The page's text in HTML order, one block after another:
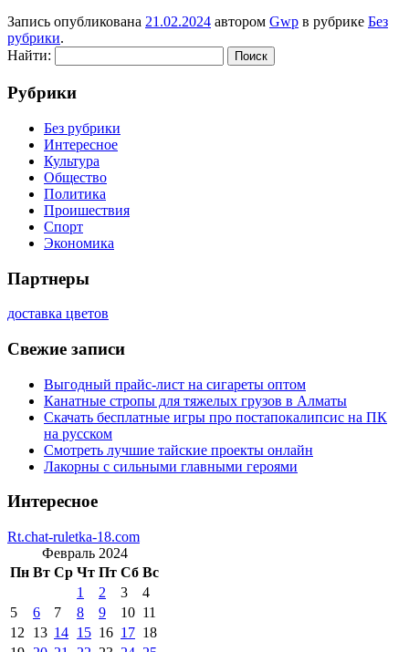
Запись опубликована 21.02.2024 автором Gwp в рубрике Без
рубрики.
Найти:
Рубрики
Без рубрики
Интересное
Культура
Общество
Политика
Проишествия
Спорт
Экономика
Партнеры
доставка цветов
Свежие записи
Выгодный прайс-лист на сигареты оптом
Канатные стропы для тяжелых грузов в Алматы
Скачать бесплатные игры про постапокалипсис на ПК
на русском
Смотреть лучшие тайские проекты онлайн
Лакорны с сильными главными героями
Интересное
Rt.chat-ruletka-18.com
Февраль 2024
Пн Вт Ср Чт Пт Сб Вс
1
2 3
4
5
6 7 8 9 10 11
12
13 14 15 16 17 18